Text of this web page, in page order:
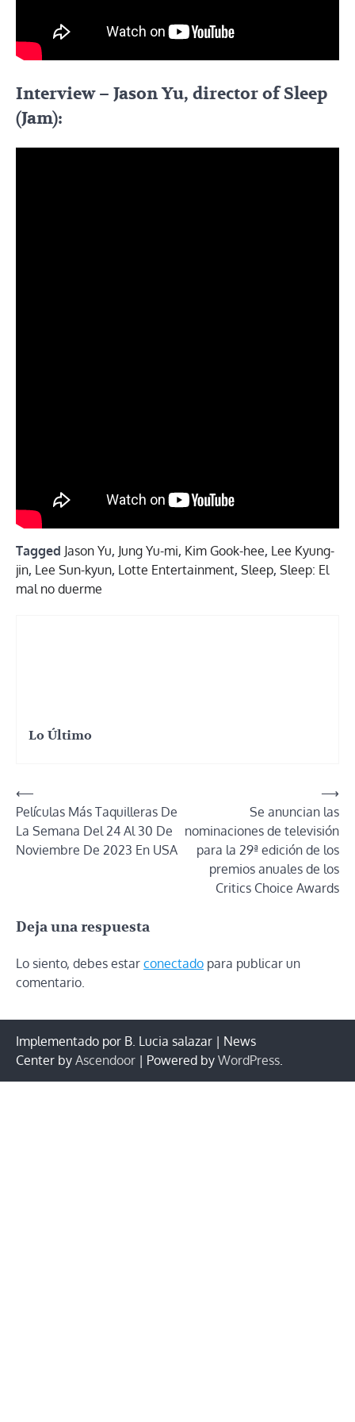
Interview – Jason Yu, director of Sleep
(Jam):
Tagged Jason Yu, Jung Yu-mi, Kim Gook-hee, Lee Kyung-
jin, Lee Sun-kyun, Lotte Entertainment, Sleep, Sleep: El
mal no duerme
Lo Último
Navegación
de
entradas
⟵
Películas Más Taquilleras De
La Semana Del 24 Al 30 De
Noviembre De 2023 En USA
Se anuncian las
nominaciones de televisión
para la 29ª edición de los
premios anuales de los
Critics Choice Awards
⟶
Deja una respuesta
Lo siento, debes estar conectado para publicar un
comentario.
Implementado por B. Lucia salazar | News
Center by Ascendoor | Powered by WordPress